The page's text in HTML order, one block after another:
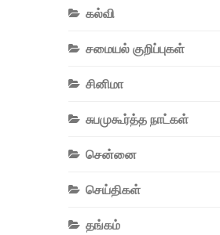
கல்வி
சமையல் குறிப்புகள்
சினிமா
சுபமுகூர்த்த நாட்கள்
சென்னை
செய்திகள்
தங்கம்